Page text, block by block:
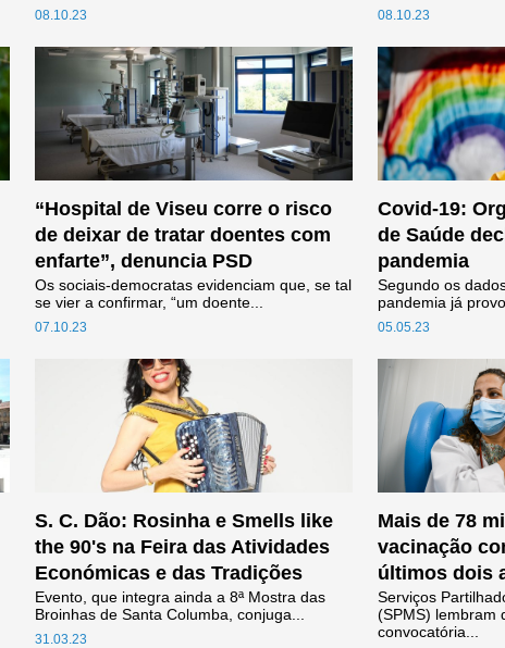
08.10.23 08.10.23
“Hospital de Viseu corre o risco
de deixar de tratar doentes com
enfarte”, denuncia PSD
07.10.23
Os sociais-democratas evidenciam que, se tal
se vier a confirmar, “um doente...
Covid-19:
de Saúde
pandemia
05.05.23
Segundo os
pandemia já
S. C. Dão: Rosinha e Smells like
the 90's na Feira das Atividades
Económicas e das Tradições
31.03.23
Evento, que integra ainda a 8ª Mostra das
Broinhas de Santa Columba, conjuga...
Mais de 78
vacinação
últimos dois
Serviços
(SPMS) lembram
convocatória...